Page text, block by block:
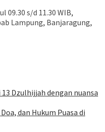
09.30 s/d 11.30 WIB,
Lampung, Banjaragung,
dan Hukum Puasa di